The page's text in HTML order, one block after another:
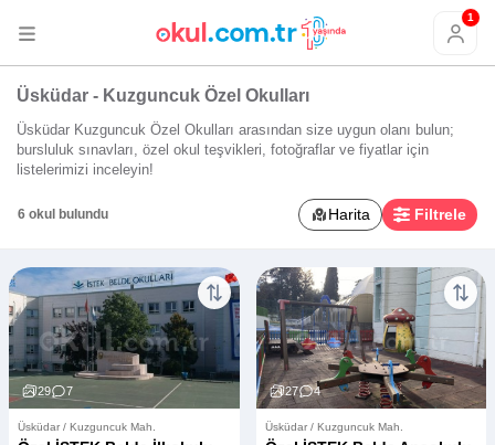
1
Üsküdar - Kuzguncuk Özel Okulları
Üsküdar Kuzguncuk Özel Okulları arasından size uygun olanı bulun;
bursluluk sınavları, özel okul teşvikleri, fotoğraflar ve fiyatlar için
listelerimizi inceleyin!
6 okul bulundu Harita Filtrele
29 7
Üsküdar / Kuzguncuk Mah.
27 4
Üsküdar / Kuzguncuk Mah.